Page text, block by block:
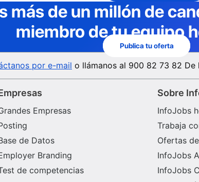
más de un millón de
miembro de tu equipo
Publica tu oferta
por e-mail o llámanos al 900 82 73 82 De
Empresas
de Datos
Branding
de competencias
Sobre
InfoJobs
Trabaja
Ofertas
InfoJobs
InfoJobs